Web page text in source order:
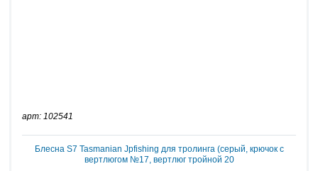
арт: 102541
Блесна S7 Tasmanian Jpfishing для тролинга (серый, крючок с
вертлюгом №17, вертлюг тройной 20